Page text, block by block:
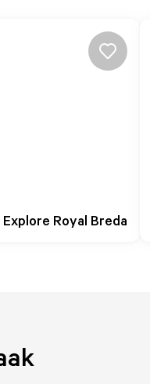
Royal Breda